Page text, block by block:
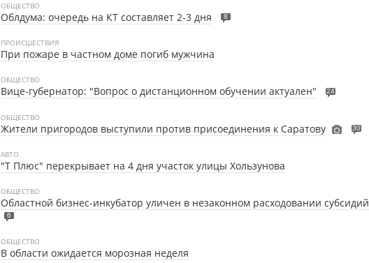
ОБЩЕСТВО
Облдума: очередь на КТ составляет 2-3 дня 8
ПРОИСШЕСТВИЯ
При пожаре в частном доме погиб мужчина
ОБЩЕСТВО
Вице-губернатор: "Вопрос о дистанционном обучении актуален" 24
ОБЩЕСТВО
Жители пригородов выступили против присоединения к Саратову 30
АВТО
"Т Плюс" перекрывает на 4 дня участок улицы Хользунова
ОБЩЕСТВО
Областной бизнес-инкубатор уличен в незаконном расходовании субсидий
6
ОБЩЕСТВО
В области ожидается морозная неделя